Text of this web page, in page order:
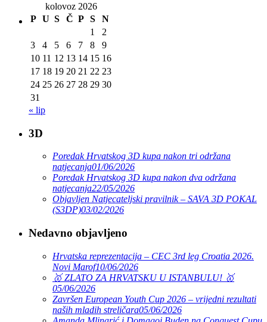
kolovoz 2026
P U S Č P S
N
1
2
3
4 5 6 7 8
9
10 11 12 13 14 15 16
17 18 19 20 21 22 23
24 25 26 27 28 29 30
31
« lip
3D
Poredak Hrvatskog 3D kupa nakon tri održana
natjecanja01/06/2026
Poredak Hrvatskog 3D kupa nakon dva održana
natjecanja22/05/2026
Objavljen Natjecateljski pravilnik – SAVA 3D POKAL
(S3DP)03/02/2026
Nedavno objavljeno
Hrvatska reprezentacija – CEC 3rd leg Croatia 2026.
Novi Marof10/06/2026
🥇 ZLATO ZA HRVATSKU U ISTANBULU! 🥇
05/06/2026
Završen European Youth Cup 2026 – vrijedni rezultati
naših mladih streličara05/06/2026